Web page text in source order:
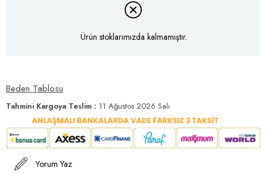
Ürün stoklarımızda kalmamıştır.
Beden Tablosu
Tahmini Kargoya Teslim : 11 Ağustos 2026 Salı
Yorum Yaz